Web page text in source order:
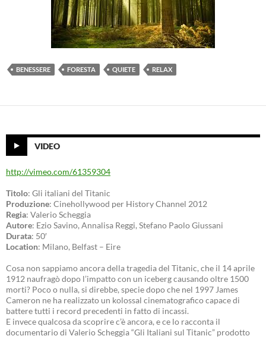
BENESSERE FORESTA QUIETE RELAX
VIDEO
http://vimeo.com/61359304
Titolo: Gli italiani del Titanic
Produzione: Cinehollywood per History Channel 2012
Regia: Valerio Scheggia
Autore: Ezio Savino, Annalisa Reggi, Stefano Paolo Giussani
Durata: 50′
Location: Milano, Belfast – Eire
Cosa non sappiamo ancora della tragedia del Titanic, che il 14 aprile
1912 naufragò dopo l’impatto con un iceberg causando oltre 1500
morti? Poco o nulla, si direbbe, specie dopo che nel 1997 James
Cameron ne ha realizzato un kolossal cinematografico capace di
battere tutti i record precedenti in fatto di incassi.
E invece qualcosa da scoprire c’è ancora, e ce lo racconta il
documentario di Valerio Scheggia “Gli Italiani sul Titanic” prodotto